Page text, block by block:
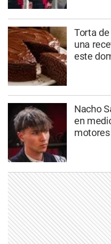
Torta
una
este
Nacho
en
motores